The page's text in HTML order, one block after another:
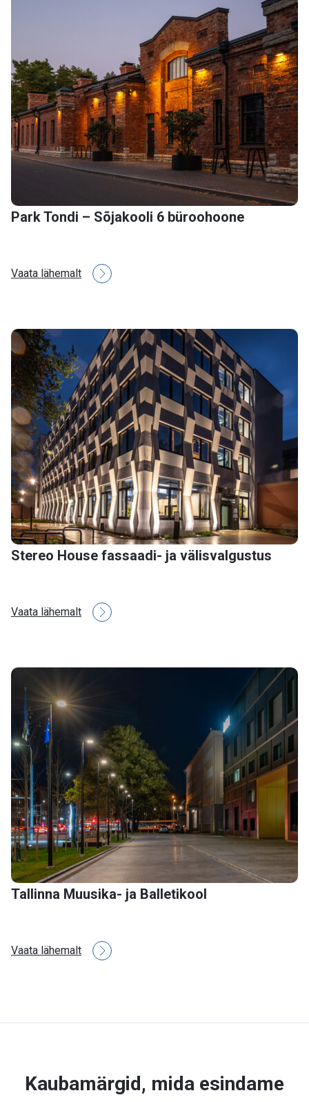
Park Tondi – Sõjakooli 6 büroohoone
Vaata lähemalt
Stereo House fassaadi- ja välisvalgustus
Vaata lähemalt
Tallinna Muusika- ja Balletikool
Vaata lähemalt
Kaubamärgid, mida esindame